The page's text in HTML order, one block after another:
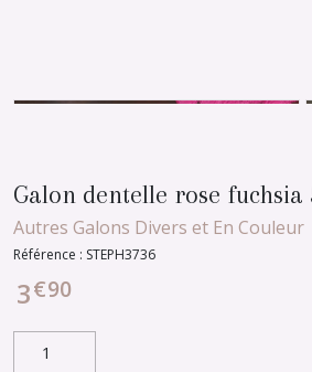
Galon dentelle rose
Autres Galons Divers et En Couleur
Référence : STEPH3736
3€90